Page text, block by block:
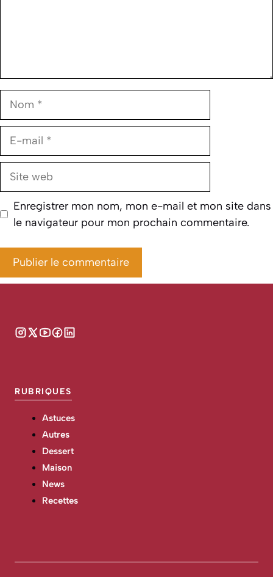
Nom
E-
Site
Enregistrer mon nom, mon e-mail et mon site dans
le navigateur pour mon prochain commentaire.
RUBRIQUES
Astuces
Autres
Dessert
Maison
News
Recettes